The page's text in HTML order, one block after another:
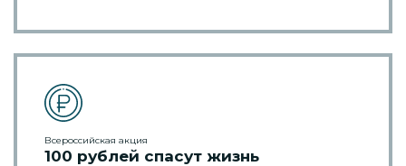
Всероссийская акция
100 рублей спасут жизнь